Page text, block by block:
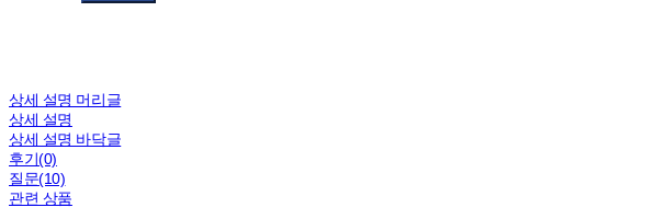
상세 설명 머리글
상세 설명
상세 설명 바닥글
후기(0)
질문(10)
관련 상품